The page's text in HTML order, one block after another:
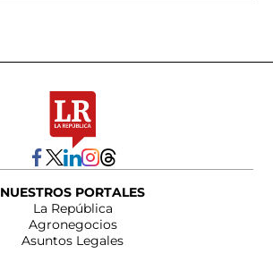
NUESTROS PORTALES
La República
Agronegocios
Asuntos Legales